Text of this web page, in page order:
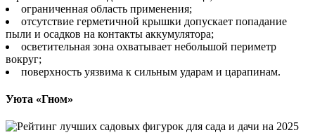
ограниченная область применения;
отсутствие герметичной крышки допускает попадание
пыли и осадков на контакты аккумулятора;
осветительная зона охватывает небольшой периметр
вокруг;
поверхность уязвима к сильным ударам и царапинам.
Уюта «Гном»